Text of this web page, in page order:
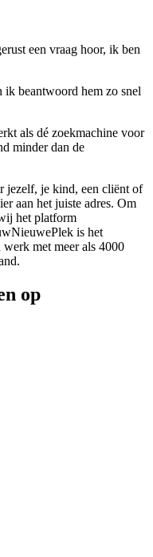
een vraag hoor, ik ben
ik beantwoord hem zo snel
als dé zoekmachine voor
minder dan de
jezelf, je kind, een cliënt of
aan het juiste adres. Om
het platform
is het
met meer als 4000
op